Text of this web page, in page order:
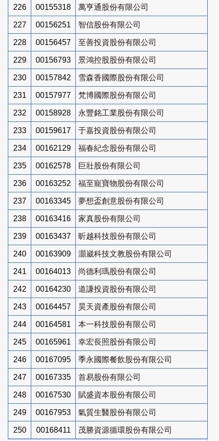
226 00155318 萬亨通股份有限公司
227 00156251 智信股份有限公司
228 00156457 至善投資股份有限公司
229 00156793 景鴻控股股份有限公司
230 00157842 雪森香國際股份有限公司
231 00157977 梵博國際股份有限公司
232 00158928 永豐銘工業股份有限公司
233 00159617 于嘉投資股份有限公司
234 00162129 福春紀念股份有限公司
235 00162578 巨壯股份有限公司
236 00163252 福至寵寶物股份有限公司
237 00163345 夢想盃創意股份有限公司
238 00163416 家真股份有限公司
239 00163437 昕越科技股份有限公司
240 00163909 灝崴科技文教股份有限公司
241 00164013 尚德利瑪股份有限公司
242 00164230 道謙投資股份有限公司
243 00164457 昊天資產股份有限公司
244 00164581 本一科技股份有限公司
245 00165961 幸宏長照股份有限公司
246 00167095 季永國際餐飲股份有限公司
247 00167335 首易股份有限公司
248 00167530 賦盛資本股份有限公司
249 00167953 氣質生醫股份有限公司
250 00168411
茂勝資源循環股份有限公司